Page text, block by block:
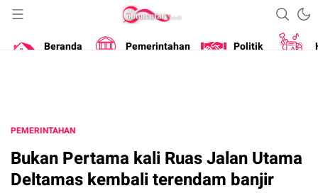
Commentary
Portal Berita Masa Kini
Beranda
Pemerintahan Politik
PEMERINTAHAN
Bukan Pertama kali Ruas Jalan Utama
Deltamas kembali terendam banjir